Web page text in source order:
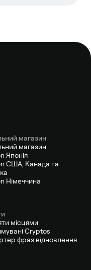
магазин
магазин
Японія
США, Канада та
Німеччина
місцями
Cryptos
фраз відновлення